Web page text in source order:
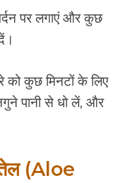
पर लगाएं और कुछ
को कुछ मिनटों के लिए
पानी से धो लें, और
तेल (Aloe